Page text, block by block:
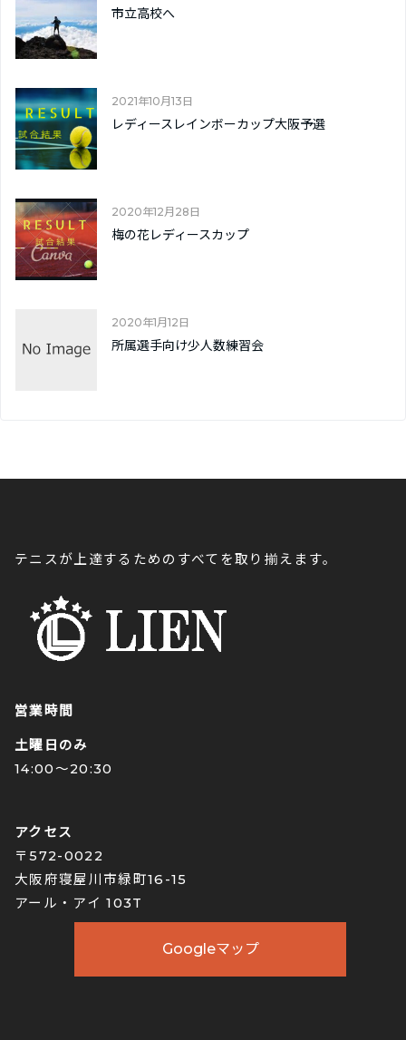
市立高校へ
2021年10月13日
レディースレインボーカップ大阪予選
2020年12月28日
梅の花レディースカップ
2020年1月12日
所属選手向け少人数練習会
テニスが上達するためのすべてを取り揃えます。
営業時間
土曜日のみ
14:00〜20:30
アクセス
〒572-0022
大阪府寝屋川市緑町16-15
アール・アイ 103T
Googleマップ